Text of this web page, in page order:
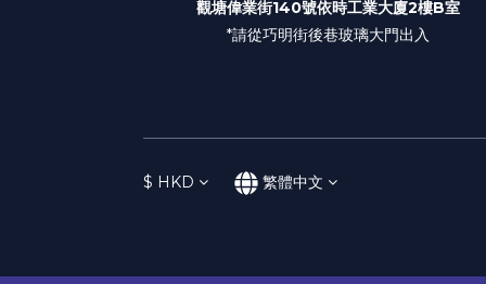
觀塘偉業街140號依時工業大廈2樓B室
*請從巧明街後巷玻璃大門出入
$ HKD 繁體中文